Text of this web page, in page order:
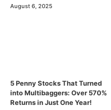
August 6, 2025
5 Penny Stocks That Turned
into Multibaggers: Over 570%
Returns in Just One Year!